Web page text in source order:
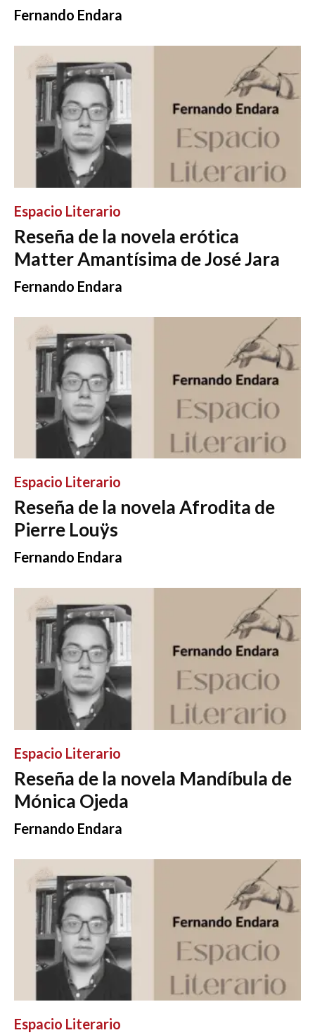
Fernando Endara
Espacio Literario
Reseña de la novela erótica
Matter Amantísima de José Jara
Fernando Endara
Espacio Literario
Reseña de la novela Afrodita de
Pierre Louÿs
Fernando Endara
Espacio Literario
Reseña de la novela Mandíbula de
Mónica Ojeda
Fernando Endara
Espacio Literario